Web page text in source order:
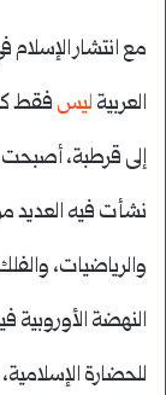
مع انتشار الإسلام
العربية ليس فقط
إلى قرطبة، أصبحت
نشأت فيه العديد
والرياضيات،
النهضة الأوروبية
للحضارة